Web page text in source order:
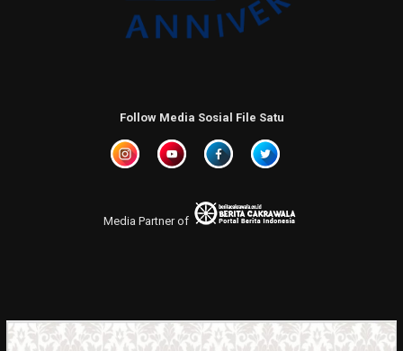
Follow Media Sosial File Satu
Media Partner of